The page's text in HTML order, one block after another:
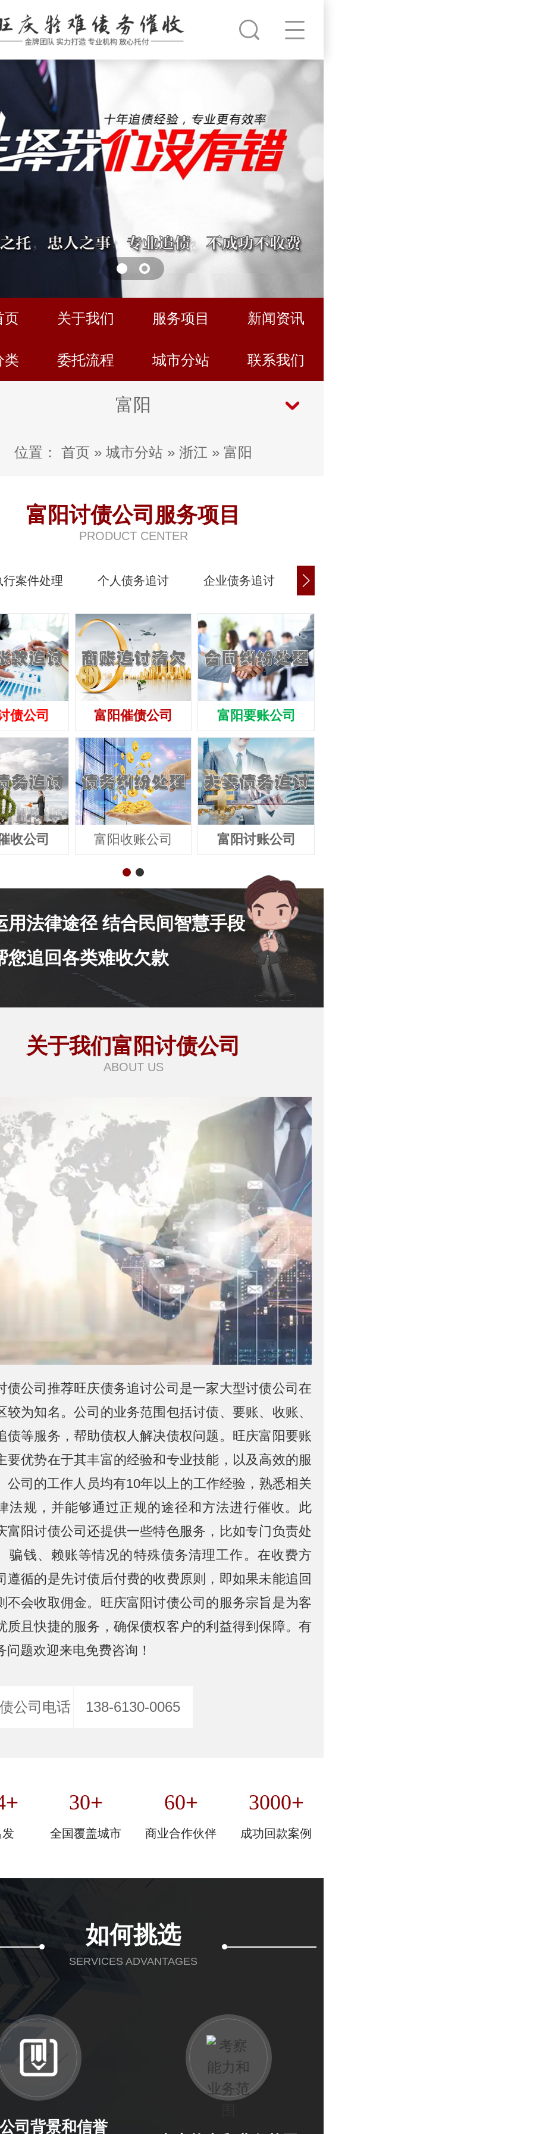
页 关于我们 服务项目 新闻资讯
类 委托流程 城市分站 联系我们
富阳
位置： 首页 » 城市分站 » 浙江 » 富阳
富阳讨债公司服务项目
PRODUCT CENTER
行案件处理 个人债务追讨 企业债务追讨 商账追讨清欠
债公司
收公司
富阳催债公司
富阳收账公司
富阳要账公司
富阳讨账公司
用法律途径 结合民间智慧手段
您追回各类难收欠款
关于我们富阳讨债公司
ABOUT US
债公司推荐旺庆债务追讨公司是一家大型讨债公司在
较为知名。公司的业务范围包括讨债、要账、收账、
债等服务，帮助债权人解决债权问题。旺庆富阳要账
要优势在于其丰富的经验和专业技能，以及高效的服
公司的工作人员均有10年以上的工作经验，熟悉相关
法规，并能够通过正规的途径和方法进行催收。此
富阳讨债公司还提供一些特色服务，比如专门负责处
骗钱、赖账等情况的特殊债务清理工作。在收费方
遵循的是先讨债后付费的收费原则，即如果未能追回
不会收取佣金。旺庆富阳讨债公司的服务宗旨是为客
质且快捷的服务，确保债权客户的利益得到保障。有
问题欢迎来电免费咨询！
公司电话 138-6130-0065
+
发
30+
全国覆盖城市
60+
商业合作伙伴
3000+
成功回款案例
如何挑选
SERVICES ADVANTAGES
司背景和信誉